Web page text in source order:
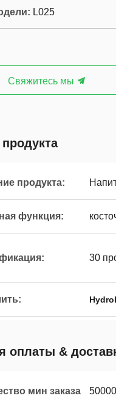
L025
Свяжитесь мы
продукта:
функция:
30
оплаты &
мин заказа